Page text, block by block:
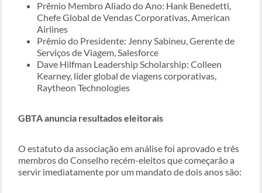
Prêmio Membro Aliado do Ano: Hank Benedetti,
Chefe Global de Vendas Corporativas, American
Airlines
Prêmio do Presidente: Jenny Sabineu, Gerente de
Serviços de Viagem, Salesforce
Dave Hilfman Leadership Scholarship: Colleen
Kearney, líder global de viagens corporativas,
Raytheon Technologies
GBTA anuncia resultados eleitorais
O estatuto da associação em análise foi aprovado e três
membros do Conselho recém-eleitos que começarão a
servir imediatamente por um mandato de dois anos são: